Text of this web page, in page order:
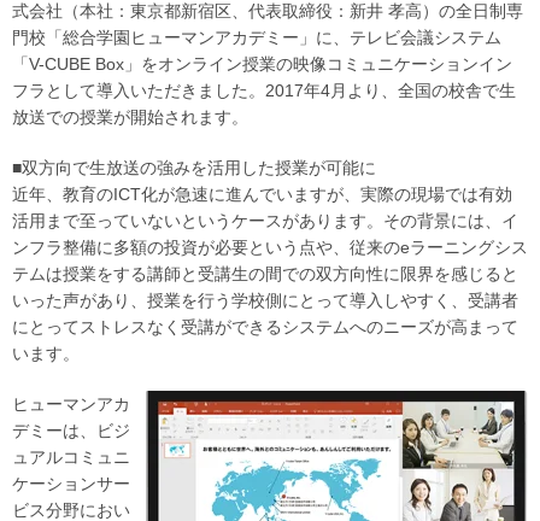
式会社（本社：東京都新宿区、代表取締役：新井 孝高）の全日制専
門校「総合学園ヒューマンアカデミー」に、テレビ会議システム
「V-CUBE Box」をオンライン授業の映像コミュニケーションイン
フラとして導入いただきました。2017年4月より、全国の校舎で生
放送での授業が開始されます。
■双方向で生放送の強みを活用した授業が可能に
近年、教育のICT化が急速に進んでいますが、実際の現場では有効
活用まで至っていないというケースがあります。その背景には、イ
ンフラ整備に多額の投資が必要という点や、従来のeラーニングシス
テムは授業をする講師と受講生の間での双方向性に限界を感じると
いった声があり、授業を行う学校側にとって導入しやすく、受講者
にとってストレスなく受講ができるシステムへのニーズが高まって
います。
ヒューマンアカ
デミーは、ビジ
ュアルコミュニ
ケーションサー
ビス分野におい